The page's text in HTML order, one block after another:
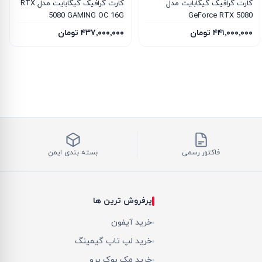
کارت گرافیک گیگابایت مدل
GeForce RTX 5080
WINDFORCE OC SFF 16G
۴۴۱٬۰۰۰٬۰۰۰ تومان
کارت گرافیک گیگابایت مدل RTX
5080 GAMING OC 16G
۴۳۷٬۰۰۰٬۰۰۰ تومان
فاکتور رسمی بسته بندی ایمن
پرفروش ترین ها
خرید آیفون
خرید لپ تاپ گیمینگ